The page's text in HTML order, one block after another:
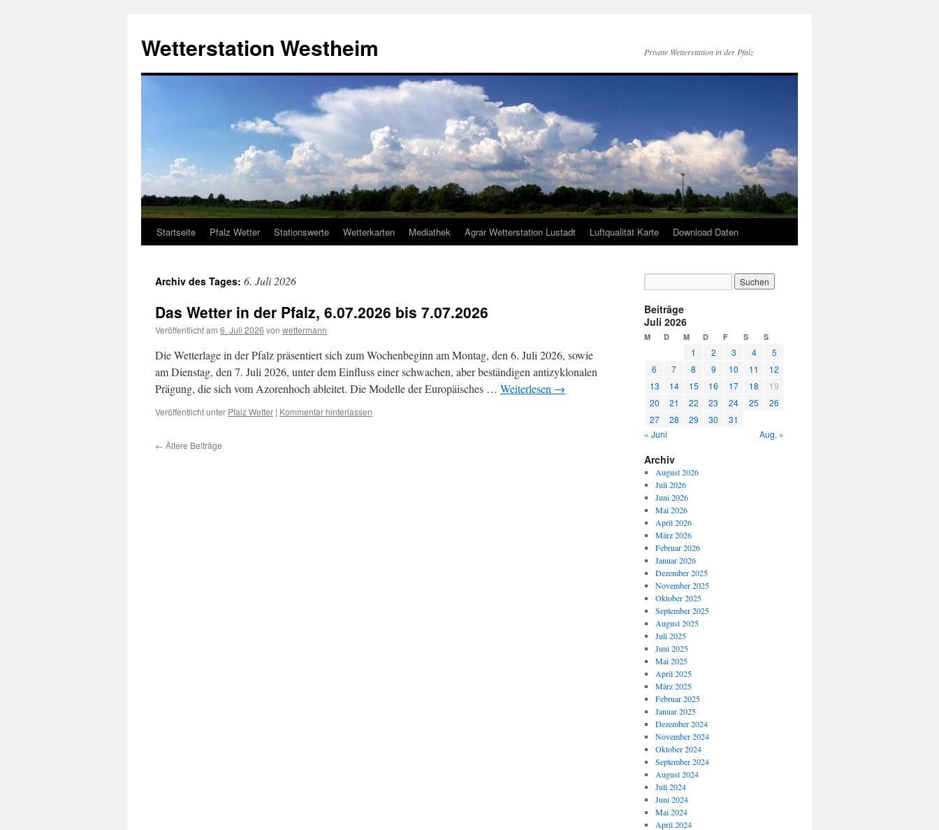
springen
Wetterstation Westheim Private Wetterstation in der Pfalz
Startseite Pfalz Wetter Stationswerte Wetterkarten Mediathek Agrar Wetterstation Lustadt Luftqualität Karte Download Daten
Archiv des Tages: 6. Juli 2026
Das Wetter in der Pfalz, 6.07.2026 bis 7.07.2026
Veröffentlicht am 6. Juli 2026 von wettermann
Die Wetterlage in der Pfalz präsentiert sich zum Wochenbeginn am Montag, den 6. Juli 2026, sowie
am Dienstag, den 7. Juli 2026, unter dem Einfluss einer schwachen, aber beständigen antizyklonalen
Prägung, die sich vom Azorenhoch ableitet. Die Modelle der Europäisches … Weiterlesen →
Veröffentlicht unter Pfalz Wetter | Kommentar hinterlassen
← Ältere Beiträge
Beiträge
Juli 2026
M D M D F S S
1 2 3 4
5
6
7 8 9 10 11
12
13
14 15 16 17 18
19
20
21 22 23 24 25
26
27
28 29 30
31
« Juni
Aug. »
Archiv
August 2026
Juli 2026
Juni 2026
Mai 2026
April 2026
März 2026
Februar 2026
Januar 2026
Dezember 2025
November 2025
Oktober 2025
September 2025
August 2025
Juli 2025
Juni 2025
Mai 2025
April 2025
März 2025
Februar 2025
Januar 2025
Dezember 2024
November 2024
Oktober 2024
September 2024
August 2024
Juli 2024
Juni 2024
Mai 2024
April 2024